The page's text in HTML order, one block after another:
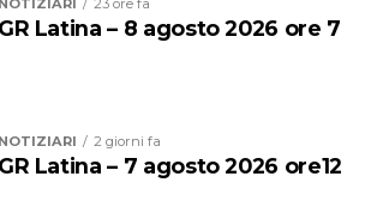
inoltrata dal Comune.
NOTIZIARI 23 ore fa
GR Latina – 8 agosto 2026 ore 7
NOTIZIARI 2 giorni fa
GR Latina – 7 agosto 2026 ore12